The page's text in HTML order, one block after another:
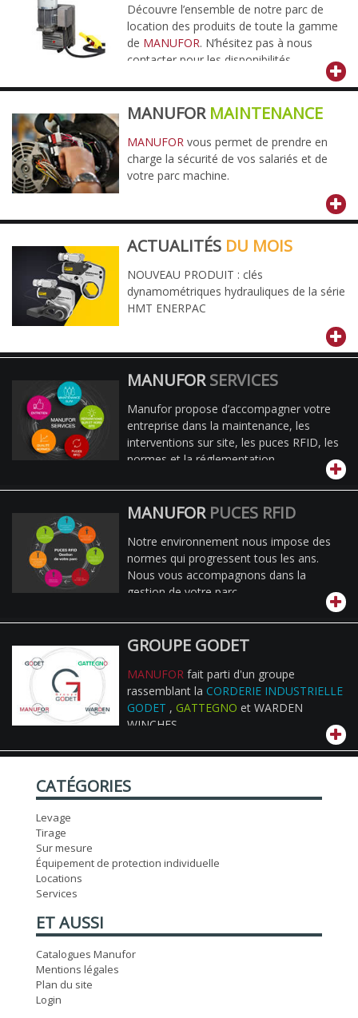
Découvre l’ensemble de notre parc de
location des produits de toute la gamme
de MANUFOR. N’hésitez pas à nous
contacter pour les disponibilités.
MANUFOR MAINTENANCE
MANUFOR vous permet de prendre en
charge la sécurité de vos salariés et de
votre parc machine.
ACTUALITÉS DU MOIS
NOUVEAU PRODUIT : clés
dynamométriques hydrauliques de la série
HMT ENERPAC
MANUFORSERVICES
Manufor propose d’accompagner votre
entreprise dans la maintenance, les
interventions sur site, les puces RFID, les
normes et la réglementation.
MANUFOR PUCES RFID
Notre environnement nous impose des
normes qui progressent tous les ans.
Nous vous accompagnons dans la
gestion de votre parc.
GROUPE GODET
MANUFOR fait parti d'un groupe
rassemblant la CORDERIE INDUSTRIELLE
GODET , GATTEGNO et WARDEN
WINCHES
CATÉGORIES
Levage
Tirage
Sur mesure
Équipement de protection individuelle
Locations
Services
ET AUSSI
Catalogues Manufor
Mentions légales
Plan du site
Login